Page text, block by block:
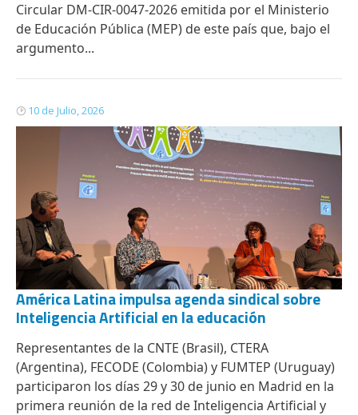
Circular DM-CIR-0047-2026 emitida por el Ministerio
de Educación Pública (MEP) de este país que, bajo el
argumento...
10 de Julio, 2026
América Latina impulsa agenda sindical sobre
Inteligencia Artificial en la educación
Representantes de la CNTE (Brasil), CTERA
(Argentina), FECODE (Colombia) y FUMTEP (Uruguay)
participaron los días 29 y 30 de junio en Madrid en la
primera reunión de la red de Inteligencia Artificial y